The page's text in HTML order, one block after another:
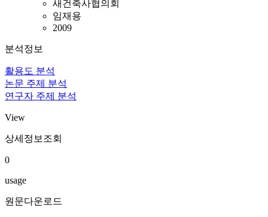
새건축사협의회
임재용
2009
분석정보
활용도 분석
논문 주제 분석
연구자 주제 분석
View
상세정보조회
0
usage
원문다운로드